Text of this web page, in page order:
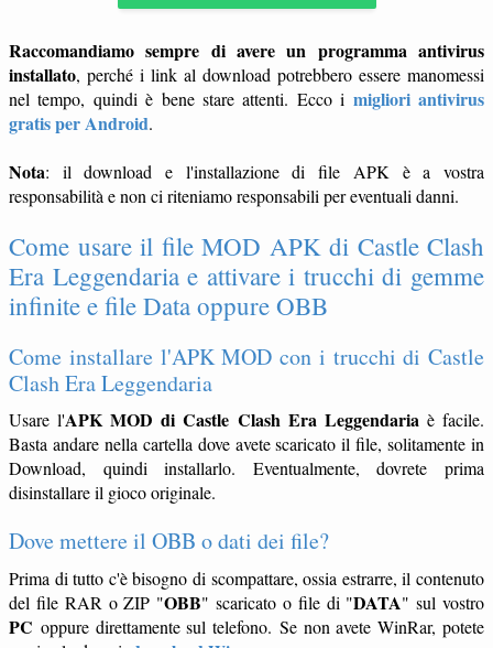
Raccomandiamo sempre di avere un programma antivirus
installato, perché i link al download potrebbero essere manomessi
nel tempo, quindi è bene stare attenti. Ecco i migliori antivirus
gratis per Android.
Nota: il download e l'installazione di file APK è a vostra
responsabilità e non ci riteniamo responsabili per eventuali danni.
Come usare il file MOD APK di Castle Clash
Era Leggendaria e attivare i trucchi di gemme
infinite e file Data oppure OBB
Come installare l'APK MOD con i trucchi di Castle
Clash Era Leggendaria
Usare l'APK MOD di Castle Clash Era Leggendaria è facile.
Basta andare nella cartella dove avete scaricato il file, solitamente in
Download, quindi installarlo. Eventualmente, dovrete prima
disinstallare il gioco originale.
Dove mettere il OBB o dati dei file?
Prima di tutto c'è bisogno di scompattare, ossia estrarre, il contenuto
del file RAR o ZIP "OBB" scaricato o file di "DATA" sul vostro
PC oppure direttamente sul telefono. Se non avete WinRar, potete